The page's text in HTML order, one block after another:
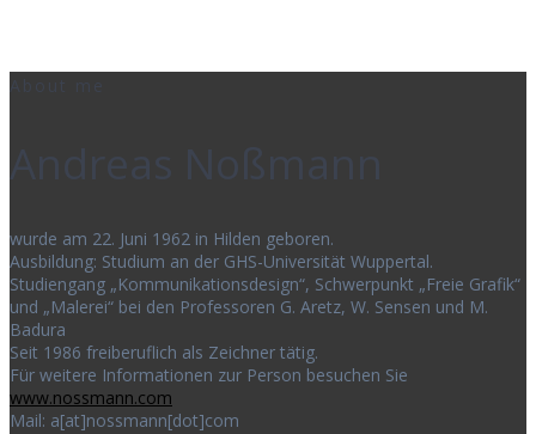
About me
Andreas Noßmann
wurde am 22. Juni 1962 in Hilden geboren.
Ausbildung: Studium an der GHS-Universität Wuppertal.
Studiengang „Kommunikationsdesign“, Schwerpunkt „Freie Grafik“
und „Malerei“ bei den Professoren G. Aretz, W. Sensen und M.
Badura
Seit 1986 freiberuflich als Zeichner tätig.
Für weitere Informationen zur Person besuchen Sie
www.nossmann.com
Mail: a[at]nossmann[dot]com